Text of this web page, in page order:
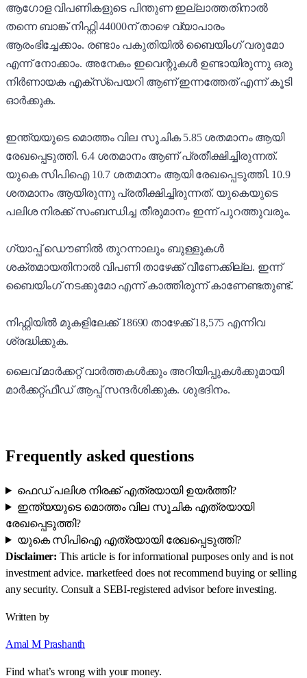
ആഗോള വിപണികളുടെ പിന്തുണ ഇല്ലാത്തതിനാൽ
തന്നെ ബാങ്ക് നിഫ്റ്റി 44000ന് താഴെ വ്യാപാരം
ആരംഭിച്ചേക്കാം. രണ്ടാം പകുതിയിൽ ബൈയിംഗ് വരുമോ
എന്ന് നോക്കാം. അനേകം ഇവെന്റുകൾ ഉണ്ടായിരുന്നു ഒരു
നിർണായക എക്സ്പെയറി ആണ് ഇന്നത്തേത് എന്ന് കൂടി
ഓർക്കുക.
ഇന്ത്യയുടെ മൊത്തം വില സൂചിക 5.85 ശതമാനം ആയി
രേഖപ്പെടുത്തി. 6.4 ശതമാനം ആണ് പ്രതീക്ഷിച്ചിരുന്നത്.
യുകെ സിപിഐ 10.7 ശതമാനം ആയി രേഖപ്പെടുത്തി. 10.9
ശതമാനം ആയിരുന്നു പ്രതീക്ഷിച്ചിരുന്നത്. യുകെയുടെ
പലിശ നിരക്ക് സംബന്ധിച്ച തീരുമാനം ഇന്ന് പുറത്തുവരും.
ഗ്യാപ്പ് ഡൌണിൽ തുറന്നാലും ബുള്ളുകൾ
ശക്തമായതിനാൽ വിപണി താഴേക്ക് വീണേക്കില്ല. ഇന്ന്
ബൈയിംഗ് നടക്കുമോ എന്ന് കാത്തിരുന്ന് കാണേണ്ടതുണ്ട്.
നിഫ്റ്റിയിൽ മുകളിലേക്ക് 18690 താഴേക്ക് 18,575 എന്നിവ
ശ്രദ്ധിക്കുക.
ലൈവ് മാർക്കറ്റ് വാർത്തകൾക്കും അറിയിപ്പുകൾക്കുമായി
മാർക്കറ്റ്ഫീഡ് ആപ്പ് സന്ദർശിക്കുക. ശുഭദിനം.
Frequently asked questions
ഫെഡ് പലിശ നിരക്ക് എത്രയായി ഉയർത്തി?
ഇന്ത്യയുടെ മൊത്തം വില സൂചിക എത്രയായി
രേഖപ്പെടുത്തി?
യുകെ സിപിഐ എത്രയായി രേഖപ്പെടുത്തി?
Disclaimer: This article is for informational purposes only and is not
investment advice. marketfeed does not recommend buying or selling
any security. Consult a SEBI-registered advisor before investing.
Written by
Amal M Prashanth
Find what’s wrong with your money.